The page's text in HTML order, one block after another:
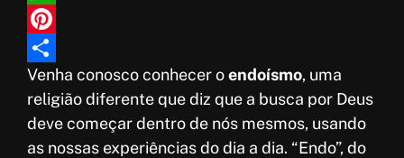
a
c
e
b
o
W
h
a
t
s
P
i
n
t
S
h
a
Venha conosco conhecer oendoísmo, uma
religião diferente que diz que a busca por Deus
deve começar dentro de nós mesmos, usando
as nossas experiências do dia a dia. “Endo”, do